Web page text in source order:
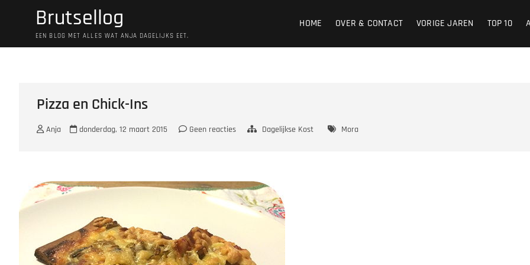
Brutsellog
EEN BLOG MET ALLES WAT ANJA DAGELIJKS EET.
HOME OVER & CONTACT VORIGE JAREN TOP 10
Pizza en Chick-Ins
Anja donderdag, 12 maart 2015 Geen reacties Dagelijkse Kost Mora